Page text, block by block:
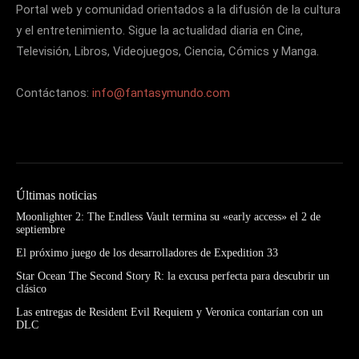
Portal web y comunidad orientados a la difusión de la cultura
y el entretenimiento. Sigue la actualidad diaria en Cine,
Televisión, Libros, Videojuegos, Ciencia, Cómics y Manga.
Contáctanos: info@fantasymundo.com
Últimas noticias
Moonlighter 2: The Endless Vault termina su «early access» el 2 de
septiembre
El próximo juego de los desarrolladores de Expedition 33
Star Ocean The Second Story R: la excusa perfecta para descubrir un
clásico
Las entregas de Resident Evil Requiem y Veronica contarían con un
DLC